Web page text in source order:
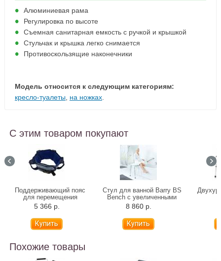
Алюминиевая рама
Регулировка по высоте
Съемная санитарная емкость с ручкой и крышкой
Стульчак и крышка легко снимается
Противоскользящие наконечники
Модель относится к следующим категориям:
кресло-туалеты, на ножках.
С этим товаром покупают
Поддерживающий пояс
для перемещения
Альцфикс
5 366 р.
Стул для ванной Barry BS
Bench с увеличенными
ножками
8 860 р.
Похожие товары